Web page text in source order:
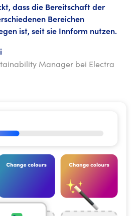
dass die Bereitschaft der
Bereichen
ist, seit sie Innform nutzen.
Manager bei Electra